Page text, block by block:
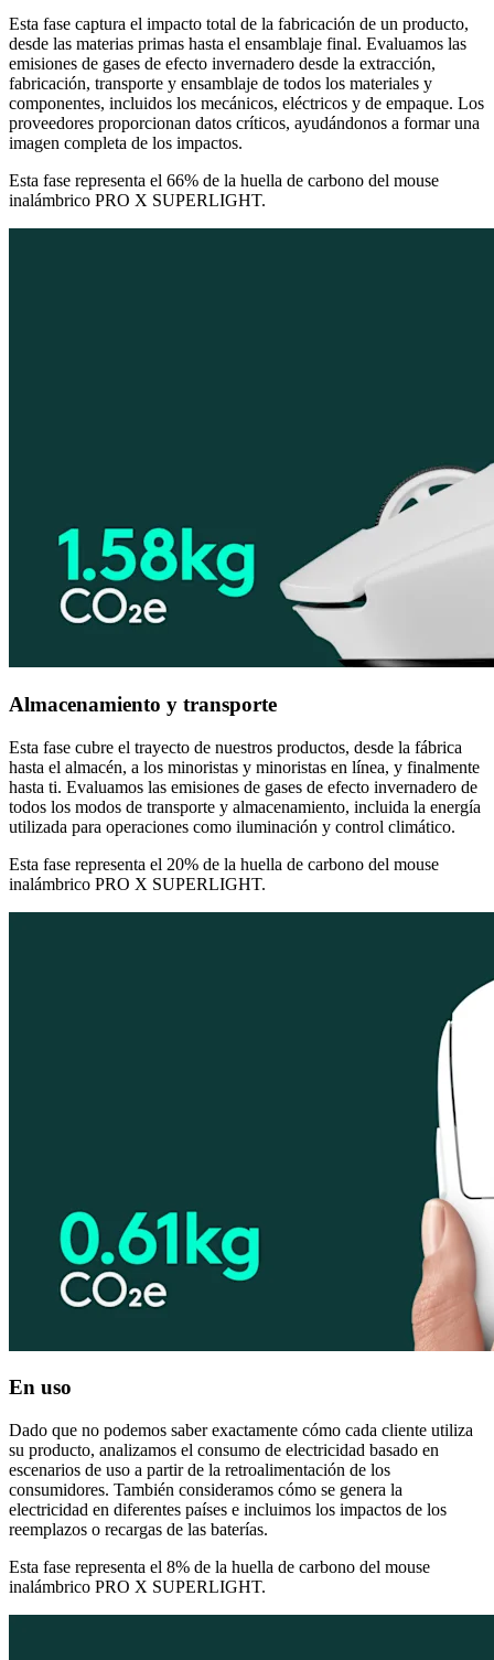
Esta fase captura el impacto total de la fabricación de un producto,
desde las materias primas hasta el ensamblaje final. Evaluamos las
emisiones de gases de efecto invernadero desde la extracción,
fabricación, transporte y ensamblaje de todos los materiales y
componentes, incluidos los mecánicos, eléctricos y de empaque. Los
proveedores proporcionan datos críticos, ayudándonos a formar una
imagen completa de los impactos.
Esta fase representa el 66% de la huella de carbono del mouse
inalámbrico PRO X SUPERLIGHT.
Almacenamiento y transporte
Esta fase cubre el trayecto de nuestros productos, desde la fábrica
hasta el almacén, a los minoristas y minoristas en línea, y finalmente
hasta ti. Evaluamos las emisiones de gases de efecto invernadero de
todos los modos de transporte y almacenamiento, incluida la energía
utilizada para operaciones como iluminación y control climático.
Esta fase representa el 20% de la huella de carbono del mouse
inalámbrico PRO X SUPERLIGHT.
En uso
Dado que no podemos saber exactamente cómo cada cliente utiliza
su producto, analizamos el consumo de electricidad basado en
escenarios de uso a partir de la retroalimentación de los
consumidores. También consideramos cómo se genera la
electricidad en diferentes países e incluimos los impactos de los
reemplazos o recargas de las baterías.
Esta fase representa el 8% de la huella de carbono del mouse
inalámbrico PRO X SUPERLIGHT.